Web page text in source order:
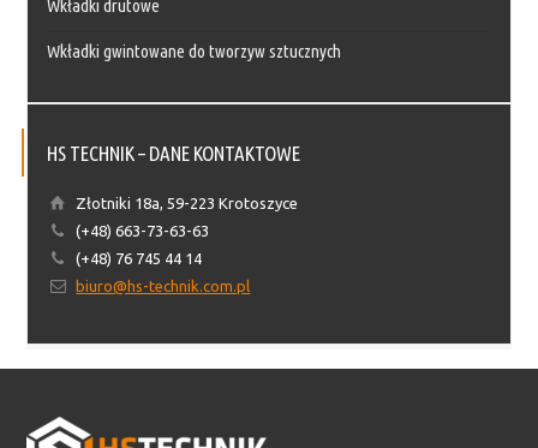
Wkładki drutowe
Wkładki gwintowane do tworzyw sztucznych
HS TECHNIK – DANE KONTAKTOWE
Złotniki 18a, 59-223 Krotoszyce
(+48) 663-73-63-63
(+48) 76 745 44 14
biuro@hs-technik.com.pl